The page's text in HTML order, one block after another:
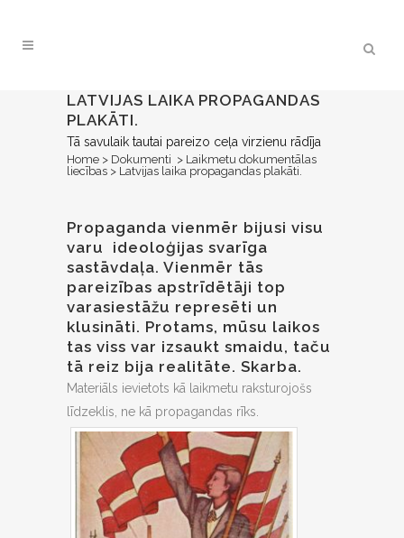
LATVIJAS LAIKA PROPAGANDAS
PLAKĀTI.
Tā savulaik tautai pareizo ceļa virzienu rādīja
Home > Dokumenti > Laikmetu dokumentālas
liecības > Latvijas laika propagandas plakāti.
Propaganda vienmēr bijusi visu
varu ideoloģijas svarīga
sastāvdaļa. Vienmēr tās
pareizības apstrīdētāji top
varasiestāžu represēti un
klusināti. Protams, mūsu laikos
tas viss var izsaukt smaidu, taču
tā reiz bija realitāte. Skarba.
Materiāls ievietots kā laikmetu raksturojošs
līdzeklis, ne kā propagandas rīks.